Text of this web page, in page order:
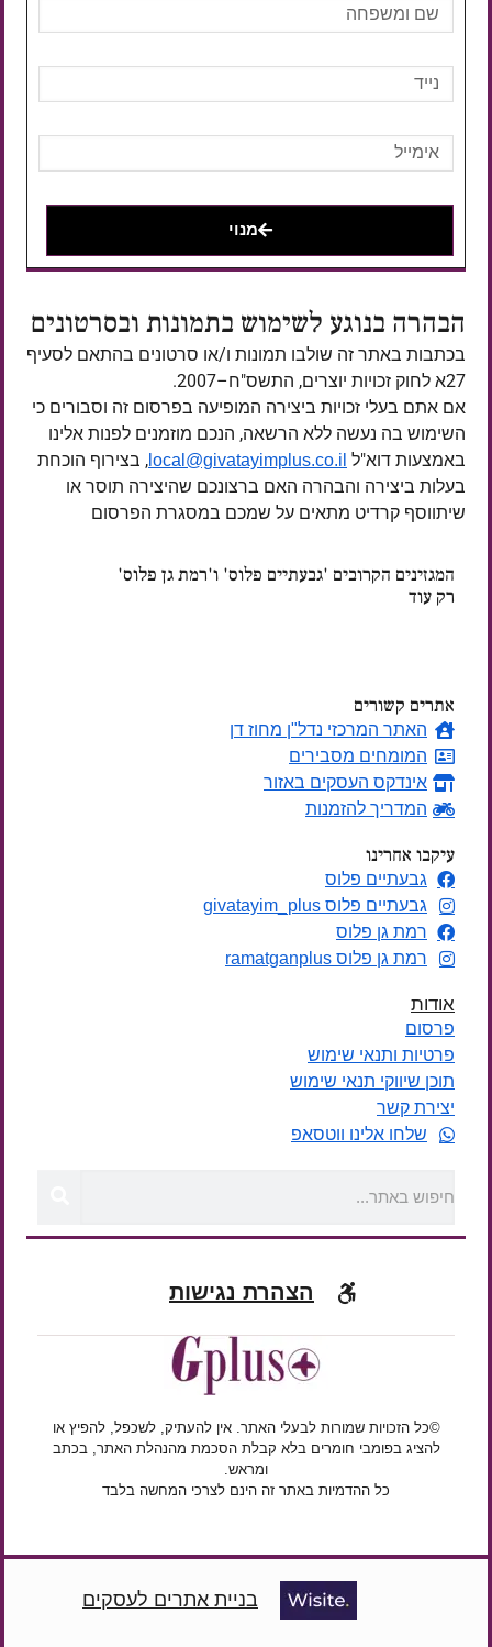
מנוי
הבהרה בנוגע לשימוש בתמונות ובסרטונים
בכתבות באתר זה שולבו תמונות ו/או סרטונים בהתאם לסעיף
27א לחוק זכויות יוצרים, התשס"ח–2007.
אם אתם בעלי זכויות ביצירה המופיעה בפרסום זה וסבורים כי
השימוש בה נעשה ללא הרשאה, הנכם מוזמנים לפנות אלינו
באמצעות דוא"ל local@givatayimplus.co.il , בצירוף הוכחת
בעלות ביצירה והבהרה האם ברצונכם שהיצירה תוסר או
שיתווסף קרדיט מתאים על שמכם במסגרת הפרסום
המגזינים הקרובים 'גבעתיים פלוס' ו'רמת גן פלוס'
רק עוד
אתרים קשורים
האתר המרכזי נדל"ן מחוז דן
המומחים מסבירים
אינדקס העסקים באזור
המדריך להזמנות
עיקבו אחרינו
גבעתיים פלוס
גבעתיים פלוס givatayim_plus
רמת גן פלוס
רמת גן פלוס ramatganplus
אודות
פרסום
פרטיות ותנאי שימוש
תוכן שיווקי תנאי שימוש
יצירת קשר
שלחו אלינו ווטסאפ
הצהרת נגישות
©כל הזכויות שמורות לבעלי האתר. אין להעתיק, לשכפל, להפיץ או
להציג בפומבי חומרים בלא קבלת הסכמת מהנהלת האתר, בכתב
ומראש.
כל ההדמיות באתר זה הינם לצרכי המחשה בלבד
בניית אתרים לעסקים